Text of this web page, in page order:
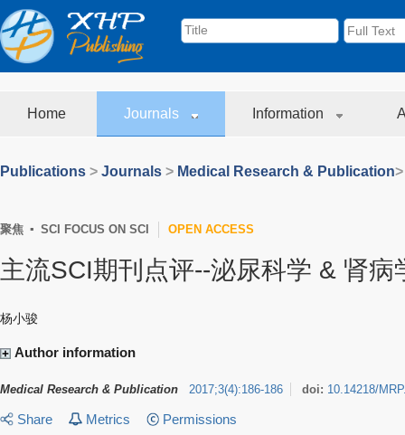
Home Journals Information
Publications > Journals > Medical Research & Publication
聚焦 ▪ SCI FOCUS ON SCI OPEN ACCESS
主流SCI期刊点评--泌尿科学 & 肾病
杨小骏
Author information
Medical Research & Publication 2017;3(4):186-186 doi: 10.14218/
Share Metrics Permissions